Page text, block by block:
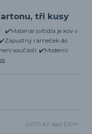
tři kusy
✔️Materiál svítidla je kov v
rámeček do
součástí. ✔️Moderní
247,11 Kč bez DPH